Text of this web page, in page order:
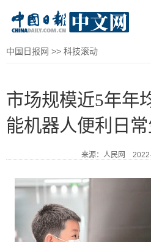
中国日报网 >> 科技滚动
市场规模近5年年
能机器人便利日
来源：人民网